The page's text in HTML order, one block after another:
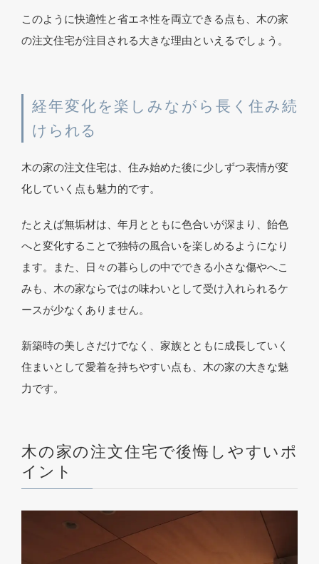
このように快適性と省エネ性を両立できる点も、木の家
の注文住宅が注目される大きな理由といえるでしょう。
経年変化を楽しみながら長く住み続
けられる
木の家の注文住宅は、住み始めた後に少しずつ表情が変
化していく点も魅力的です。
たとえば無垢材は、年月とともに色合いが深まり、飴色
へと変化することで独特の風合いを楽しめるようになり
ます。また、日々の暮らしの中でできる小さな傷やへこ
みも、木の家ならではの味わいとして受け入れられるケ
ースが少なくありません。
新築時の美しさだけでなく、家族とともに成長していく
住まいとして愛着を持ちやすい点も、木の家の大きな魅
力です。
木の家の注文住宅で後悔しやすいポ
イント